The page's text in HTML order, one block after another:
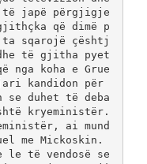
japë përgjigje
që dimë p
sqarojë çështj
të gjitha pyet
nga koha e Grue
kandidon për
se duhet të deba
kryeministër.
ai mund
me Mickoskin.
le të vendosë se